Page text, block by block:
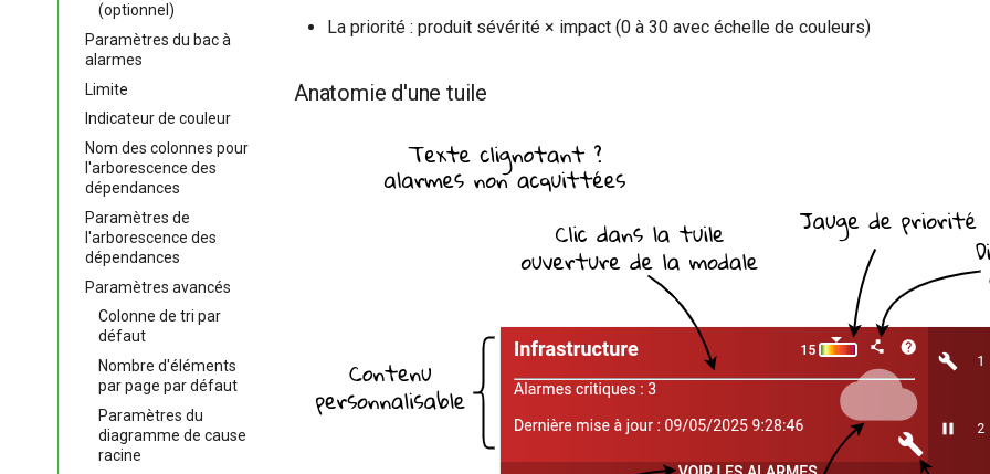
(optionnel)
Paramètres du bac à
alarmes
Limite
Indicateur de couleur
Nom des colonnes pour
l'arborescence des
dépendances
Paramètres de
l'arborescence des
dépendances
Paramètres avancés
Colonne de tri par
défaut
Nombre d'éléments
par page par défaut
Paramètres du
diagramme de cause
racine
La priorité : produit sévérité × impact (0 à 30 avec échelle de couleurs)
Anatomie d'une tuile